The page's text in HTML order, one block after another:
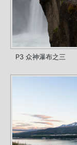
P3 众神瀑布之三